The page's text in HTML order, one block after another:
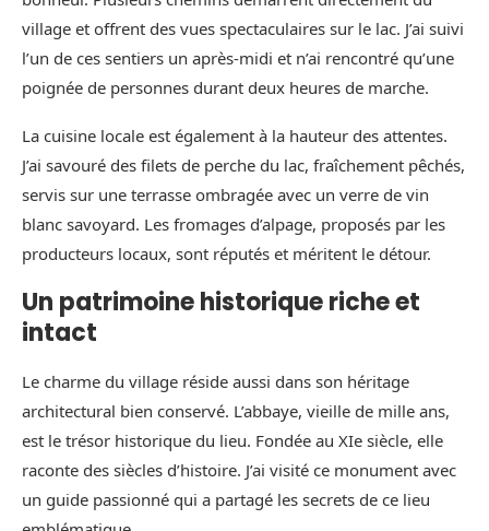
village et offrent des vues spectaculaires sur le lac. J’ai suivi
l’un de ces sentiers un après-midi et n’ai rencontré qu’une
poignée de personnes durant deux heures de marche.
La cuisine locale est également à la hauteur des attentes.
J’ai savouré des filets de perche du lac, fraîchement pêchés,
servis sur une terrasse ombragée avec un verre de vin
blanc savoyard. Les fromages d’alpage, proposés par les
producteurs locaux, sont réputés et méritent le détour.
Un patrimoine historique riche et
intact
Le charme du village réside aussi dans son héritage
architectural bien conservé. L’abbaye, vieille de mille ans,
est le trésor historique du lieu. Fondée au XIe siècle, elle
raconte des siècles d’histoire. J’ai visité ce monument avec
un guide passionné qui a partagé les secrets de ce lieu